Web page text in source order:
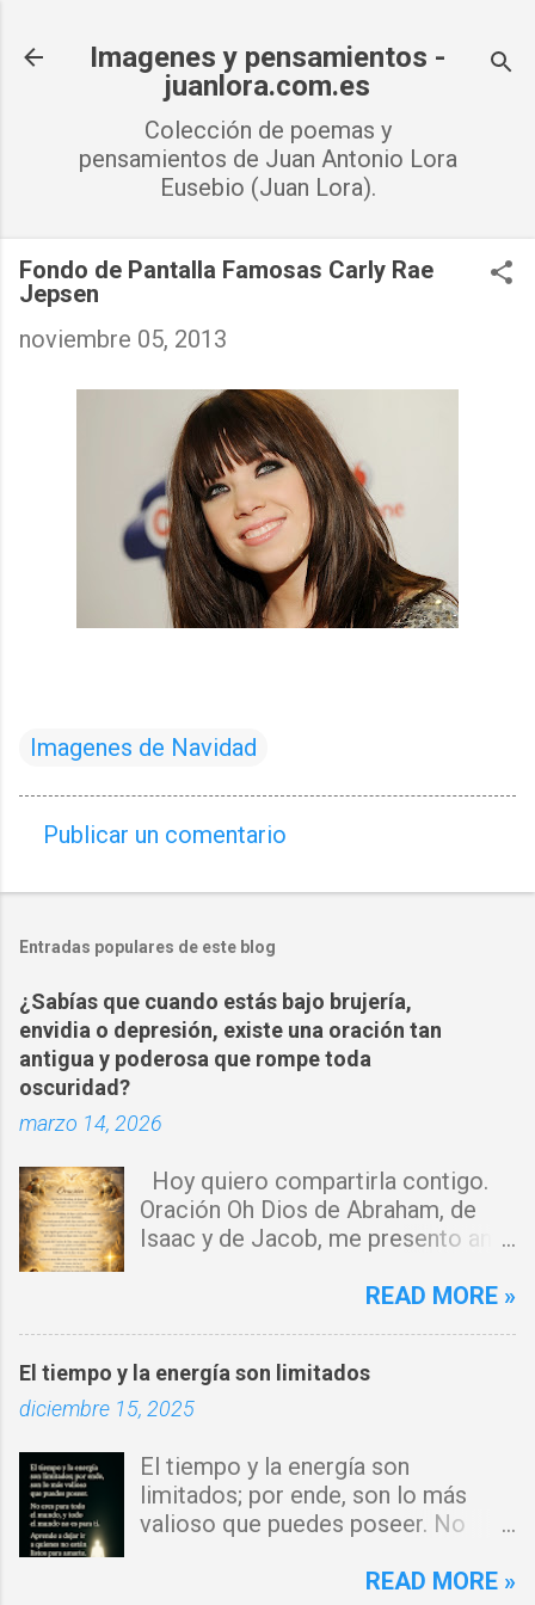
Imagenes y pensamientos -
juanlora.com.es
Colección de poemas y
pensamientos de Juan Antonio Lora
Eusebio (Juan Lora).
Fondo de Pantalla Famosas Carly Rae
Jepsen
noviembre 05, 2013
Imagenes de Navidad
o
e
n
t
a
r
i
s
Publicar un comentario
Entradas populares de este blog
¿Sabías que cuando estás bajo brujería,
envidia o depresión, existe una oración tan
antigua y poderosa que rompe toda
oscuridad?
marzo 14, 2026
Hoy quiero compartirla contigo.
Oración Oh Dios de Abraham, de
Isaac y de Jacob, me presento ante
por donde haya entrado la maldad.
Que tus ángeles guerreros cuiden
mi hogar y que el fuego del Espíritu
alrededor. Por el poder del Cordero
de Dios, rompo cadenas, destruyo
amarres y anulo toda palabra de
envidia o depresión, envíala al
READ MORE »
El tiempo y la energía son limitados
diciembre 15, 2025
El tiempo y la energía son
limitados; por ende, son lo más
valioso que puedes poseer. No
mundo no es para ti. Aprende a
READ MORE »